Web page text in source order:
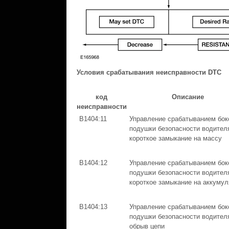
Условия срабатывания неисправности DTC
код
неисправности
Описание
B1404:11
Управление срабатыванием
подушки безопасности
короткое замыкание на массу
B1404:12
Управление срабатыванием
подушки безопасности
короткое замыкание на
B1404:13
Управление срабатыванием
подушки безопасности
обрыв цепи